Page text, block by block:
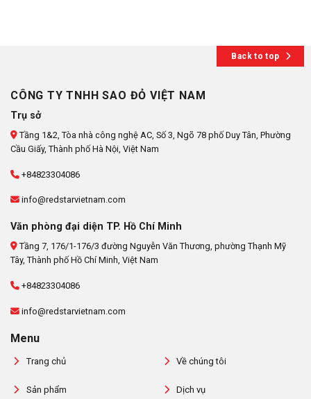
Back to top
CÔNG TY TNHH SAO ĐỎ VIỆT NAM
Trụ sở
Tầng 1&2, Tòa nhà công nghệ AC, Số 3, Ngõ 78 phố Duy Tân, Phường
Cầu Giấy, Thành phố Hà Nội, Việt Nam
+84823304086
info@redstarvietnam.com
Văn phòng đại diện TP. Hồ Chí Minh
Tầng 7, 176/1-176/3 đường Nguyễn Văn Thương, phường Thạnh Mỹ
Tây, Thành phố Hồ Chí Minh, Việt Nam
+84823304086
info@redstarvietnam.com
Menu
Trang chủ Về chúng tôi
Sản phẩm Dịch vụ